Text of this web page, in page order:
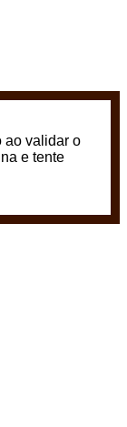
ao validar o
e tente